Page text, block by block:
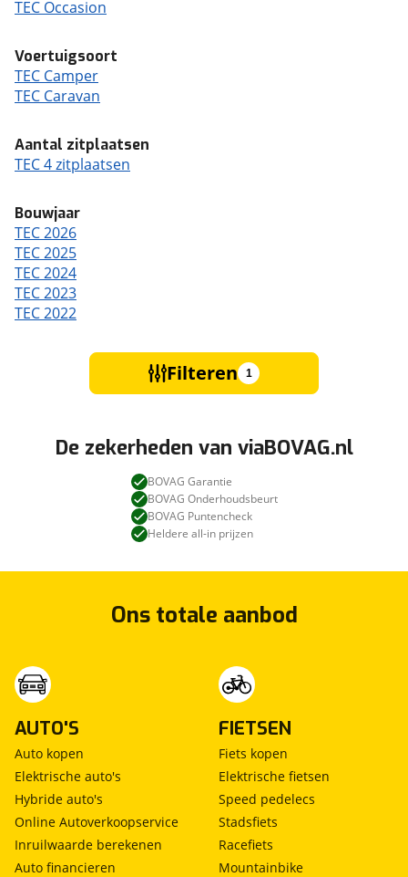
TEC Occasion
Voertuigsoort
TEC Camper
TEC Caravan
Aantal zitplaatsen
TEC 4 zitplaatsen
Bouwjaar
TEC 2026
TEC 2025
TEC 2024
TEC 2023
TEC 2022
Filteren 1
De zekerheden van viaBOVAG.nl
BOVAG Garantie
BOVAG Onderhoudsbeurt
BOVAG Puntencheck
Heldere all-in prijzen
Ons totale aanbod
AUTO'S
Auto kopen
Elektrische auto's
Hybride auto's
Online Autoverkoopservice
Inruilwaarde berekenen
Auto financieren
FIETSEN
Fiets kopen
Elektrische fietsen
Speed pedelecs
Stadsfiets
Racefiets
Mountainbike